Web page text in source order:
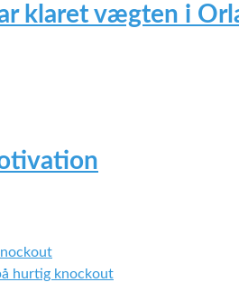
klaret vægten i
hurtig knockout